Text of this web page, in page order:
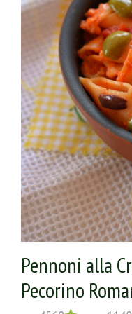
Pennoni alla
Pecorino